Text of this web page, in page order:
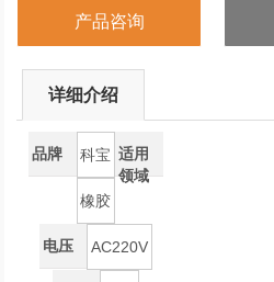
产品咨询
详细介绍
品牌 科宝 适用
领域
橡胶
电压 AC220V